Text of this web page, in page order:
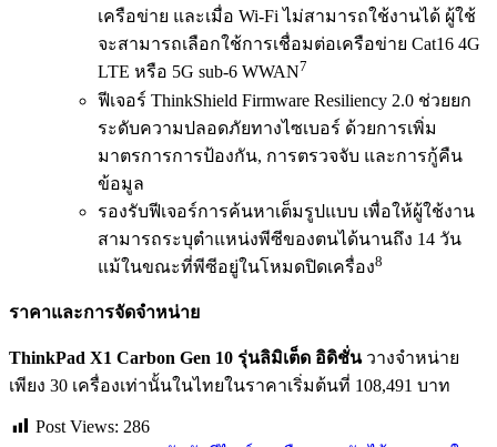
เครือข่าย และเมื่อ Wi-Fi ไม่สามารถใช้งานได้ ผู้ใช้
จะสามารถเลือกใช้การเชื่อมต่อเครือข่าย Cat16 4G
LTE หรือ 5G sub-6 WWAN7
ฟีเจอร์ ThinkShield Firmware Resiliency 2.0 ช่วยยก
ระดับความปลอดภัยทางไซเบอร์ ด้วยการเพิ่ม
มาตรการการป้องกัน, การตรวจจับ และการกู้คืน
ข้อมูล
รองรับฟีเจอร์การค้นหาเต็มรูปแบบ เพื่อให้ผู้ใช้งาน
สามารถระบุตำแหน่งพีซีของตนได้นานถึง 14 วัน
แม้ในขณะที่พีซีอยู่ในโหมดปิดเครื่อง8
ราคาและการจัดจำหน่าย
ThinkPad X1 Carbon Gen 10 รุ่นลิมิเต็ด อิดิชั่นวางจำหน่าย
เพียง 30 เครื่องเท่านั้นในไทยในราคาเริ่มต้นที่ 108,491 บาท
Post Views: 286